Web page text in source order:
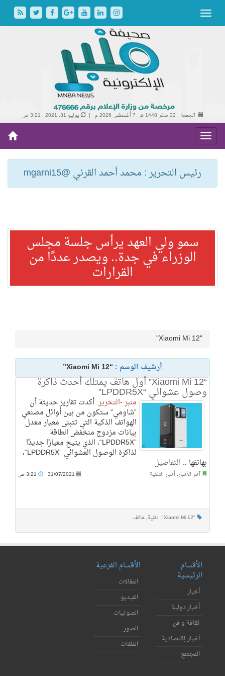
الجمعة , 22 صفر 1448 هـ , 7 أغسطس 2026 م | يوليو 31, 2021 , 3:21 ص
رئيس التحرير : محمد أحمد القرني @mgarni15
سمو ولي العهد يرأس جلسة مجلس
الوزراء في جدة.. ويصدر عددًا من
القرارات
"Xiaomi Mi 12"
أرشيف الوسم : “Xiaomi Mi 12”
“Xiaomi Mi 12” أول هاتف يمتلك أحدث ذاكرة
وصول عشوائي “LPDDR5X”
منبر -التحرير:أكدت تقارير حديثة أن
”شاومي“ ستكون من بين أوائل مصنعي
الهواتف الذكية التي تتبنى معيار معدل
بيانات مزدوج منخفض الطاقة
”LPDDR5X“، الذي يتيح معيارًا جديدًا
لذاكرة الوصول العشوائي ”LPDDR5X“،
بهاتفها .. التفاصيل
آخر الأخبار, أخبار التقنية 31/07/2021
"Xiaomi Mi 12"
, تقنية, هاتف
الأقسام
الرئيسية
أخبار
أخبار دولية
ثقافة و فن
أخبار إقتصادية
المجتمع
الأقسام الفرعية
المقالات
الفيديو
الصوتيات
الصور
الملفات